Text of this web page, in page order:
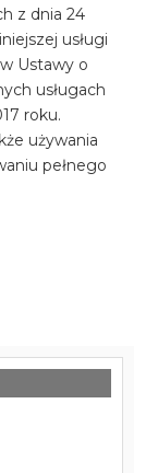
z dnia 24
usługi
Ustawy o
usługach
roku.
używania
pełnego